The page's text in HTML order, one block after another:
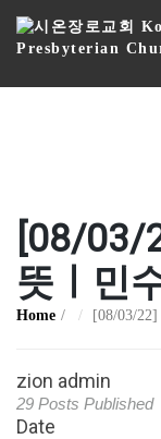
[08/03/
뜻ㅣ민
Home [08/03/
zion admin
29 Posts Published
Date